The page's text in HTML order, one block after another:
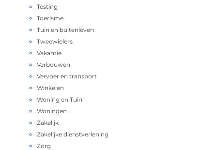
Testing
Toerisme
Tuin en buitenleven
Tweewielers
Vakantie
Verbouwen
Vervoer en transport
Winkelen
Woning en Tuin
Woningen
Zakelijk
Zakelijke dienstverlening
Zorg